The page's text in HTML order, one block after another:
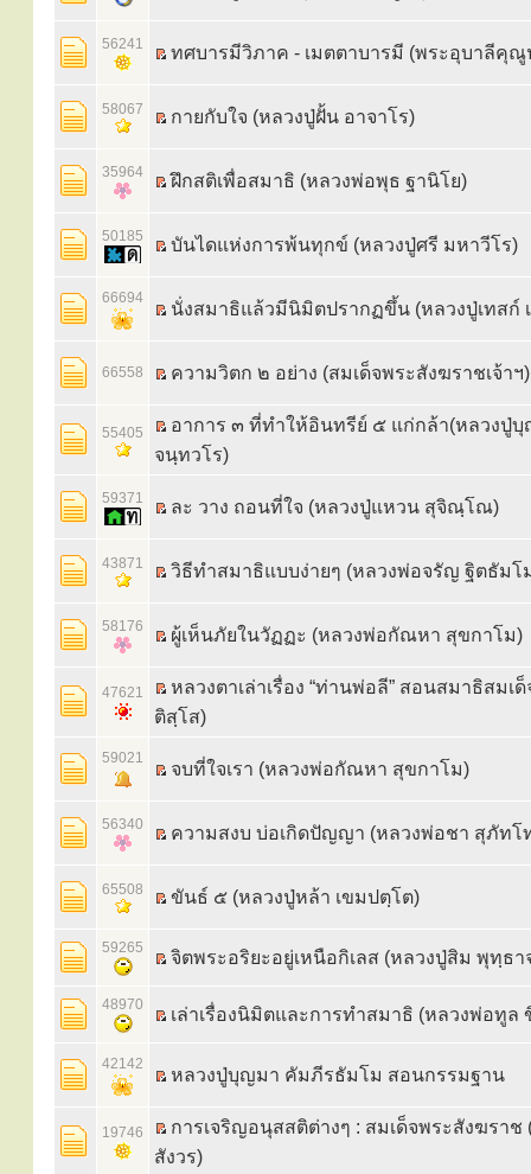
56241 ทศบารมีวิภาค - เมตตาบารมี (พระอุบาลีคุณู
58067 กายกับใจ (หลวงปู่ฝั้น อาจาโร)
35964 ฝึกสติเพื่อสมาธิ (หลวงพ่อพุธ ฐานิโย)
50185 บันไดแห่งการพ้นทุกข์ (หลวงปู่ศรี มหาวีโร)
66694
นั่งสมาธิแล้วมีนิมิตปรากฏขึ้น (หลวงปู่เทสก์
66558 ความวิตก ๒ อย่าง (สมเด็จพระสังฆราชเจ้าฯ)
55405
อาการ ๓ ที่ทำให้อินทรีย์ ๕ แก่กล้า(หลวงปู่
จนฺทวโร)
59371 ละ วาง ถอนที่ใจ (หลวงปู่แหวน สุจิณฺโณ)
43871 วิธีทำสมาธิแบบง่ายๆ (หลวงพ่อจรัญ ฐิตธัมโ
58176 ผู้เห็นภัยในวัฏฏะ (หลวงพ่อกัณหา สุขกาโม)
47621
หลวงตาเล่าเรื่อง “ท่านพ่อลี” สอนสมาธิสมเ
ติสฺโส)
59021
จบที่ใจเรา (หลวงพ่อกัณหา สุขกาโม)
56340 ความสงบ บ่อเกิดปัญญา (หลวงพ่อชา สุภัทโ
65508 ขันธ์ ๕ (หลวงปู่หล้า เขมปตฺโต)
59265 จิตพระอริยะอยู่เหนือกิเลส (หลวงปู่สิม พุทฺธา
48970 เล่าเรื่องนิมิตและการทำสมาธิ (หลวงพ่อทู
42142
หลวงปู่บุญมา คัมภีรธัมโม สอนกรรมฐาน
19746
การเจริญอนุสสติต่างๆ : สมเด็จพระสังฆรา
สังวร)